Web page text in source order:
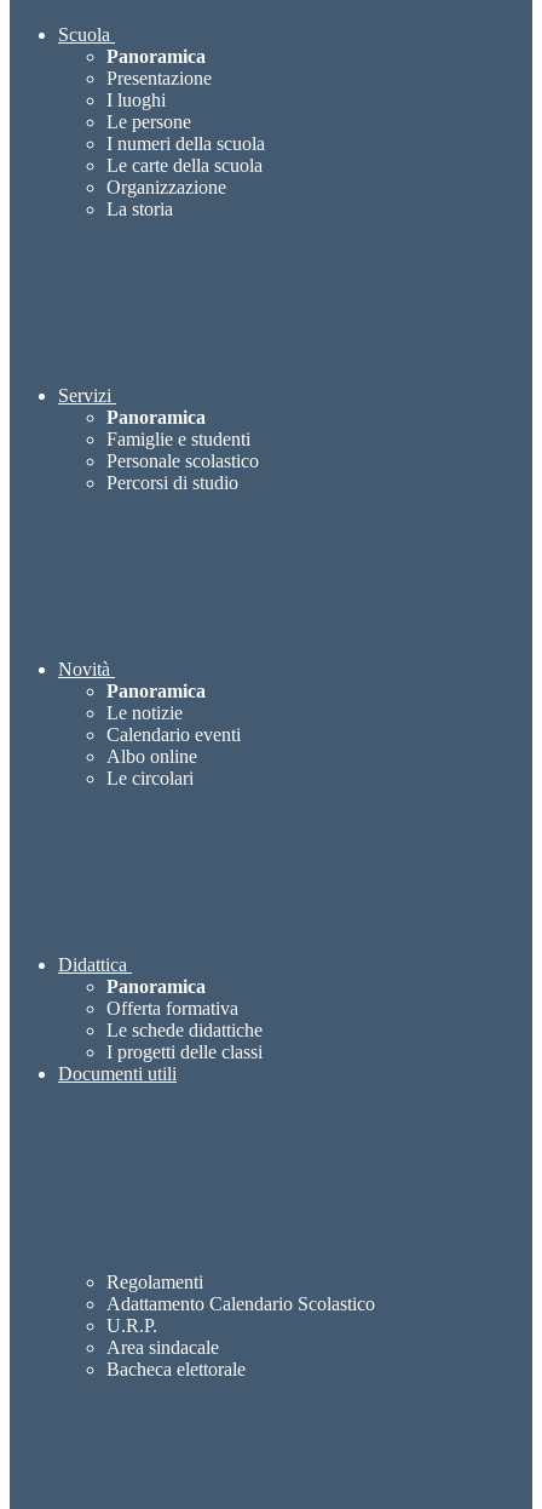
Scuola
Panoramica
Presentazione
I luoghi
Le persone
I numeri della scuola
Le carte della scuola
Organizzazione
La storia
Servizi
Panoramica
Famiglie e studenti
Personale scolastico
Percorsi di studio
Novità
Panoramica
Le notizie
Calendario eventi
Albo online
Le circolari
Didattica
Panoramica
Offerta formativa
Le schede didattiche
I progetti delle classi
Documenti utili
Regolamenti
Adattamento Calendario Scolastico
U.R.P.
Area sindacale
Bacheca elettorale